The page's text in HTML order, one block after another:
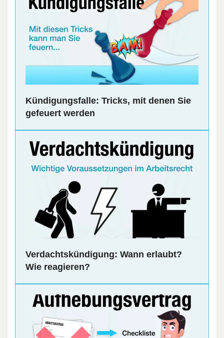
Kündigungsfalle: Tricks, mit denen Sie
gefeuert werden
Verdachtskündigung: Wann erlaubt?
Wie reagieren?